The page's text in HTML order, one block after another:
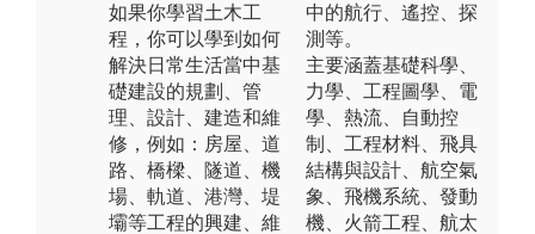
如果你學習土木工
程，你可以學到如何
解決日常生活當中基
礎建設的規劃、管
理、設計、建造和維
修，例如：房屋、道
路、橋樑、隧道、機
場、軌道、港灣、堤
壩等工程的興建、維
中的航行、遙控、探
測等。
主要涵蓋基礎科學、
力學、工程圖學、電
學、熱流、自動控
制、工程材料、飛具
結構與設計、航空氣
象、飛機系統、發動
機、火箭工程、航太